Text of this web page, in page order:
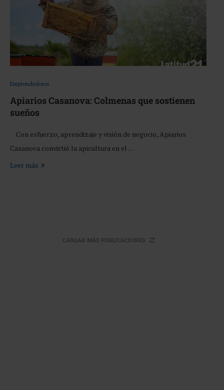
Emprendedores
Apiarios Casanova: Colmenas que sostienen
sueños
Con esfuerzo, aprendizaje y visión de negocio, Apiarios
Casanova convirtió la apicultura en el …
Leer más
CARGAR MÁS PUBLICACIONES